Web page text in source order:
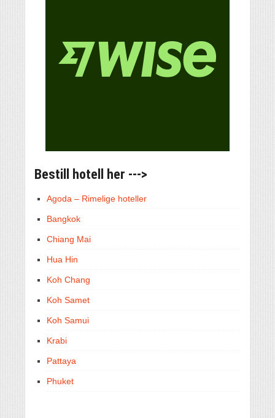
Bestill hotell her --->
Agoda – Rimelige hoteller
Bangkok
Chiang Mai
Hua Hin
Koh Chang
Koh Samet
Koh Samui
Krabi
Pattaya
Phuket